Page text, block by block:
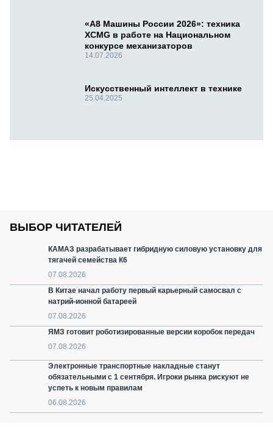
«А8 Машины России 2026»: техника
XCMG в работе на Национальном
конкурсе механизаторов
14.07.2026
Искусственный интеллект в технике
25.04.2025
ВЫБОР ЧИТАТЕЛЕЙ
КАМАЗ разрабатывает гибридную силовую установку для
тягачей семейства К6
07.08.2026
В Китае начал работу первый карьерный самосвал с
натрий-ионной батареей
07.08.2026
ЯМЗ готовит роботизированные версии коробок передач
07.08.2026
Электронные транспортные накладные станут
обязательными с 1 сентября. Игроки рынка рискуют не
успеть к новым правилам
06.08.2026